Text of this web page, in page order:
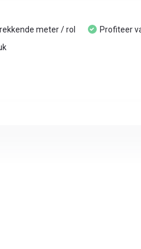
meter / rol
Profiteer